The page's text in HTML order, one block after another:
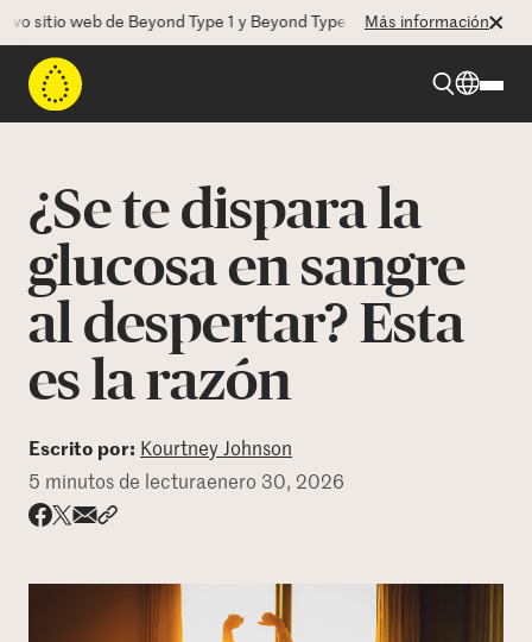
web de Beyond Type 1 y Beyond Type 2! La CEO Deborah Dugan
Más información
Beyond Type 2
Recursos
Programas
Quienes somos
¿Se te dispara la
glucosa en sangre
al despertar? Esta
es la razón
Escrito por: Kourtney Johnson
5 minutos de lecturaenero 30, 2026